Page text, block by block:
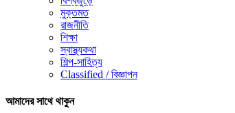
মুক্তমত
রাজনীতি
শিক্ষা
স্বাস্থ্যকথা
শিল্প-সাহিত্য
Classified / বিজ্ঞাপন
আমাদের সাথে থাকুন